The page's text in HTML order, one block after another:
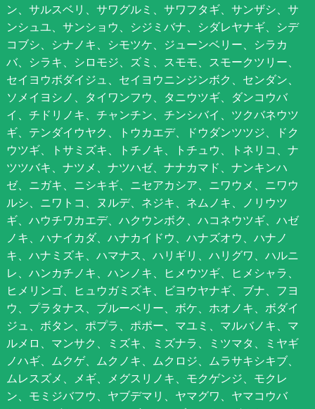
ン、サルスベリ、サワグルミ、サワフタギ、サンザシ、サ
ンシュユ、サンショウ、シジミバナ、シダレヤナギ、シデ
コブシ、シナノキ、シモツケ、ジューンベリー、シラカ
バ、シラキ、シロモジ、ズミ、スモモ、スモークツリー、
セイヨウボダイジュ、セイヨウニンジンボク、センダン、
ソメイヨシノ、タイワンフウ、タニウツギ、ダンコウバ
イ、チドリノキ、チャンチン、チンシバイ、ツクバネウツ
ギ、テンダイウヤク、トウカエデ、ドウダンツツジ、ドク
ウツギ、トサミズキ、トチノキ、トチュウ、トネリコ、ナ
ツツバキ、ナツメ、ナツハゼ、ナナカマド、ナンキンハ
ゼ、ニガキ、ニシキギ、ニセアカシア、ニワウメ、ニワウ
ルシ、ニワトコ、ヌルデ、ネジキ、ネムノキ、ノリウツ
ギ、ハウチワカエデ、ハクウンボク、ハコネウツギ、ハゼ
ノキ、ハナイカダ、ハナカイドウ、ハナズオウ、ハナノ
キ、ハナミズキ、ハマナス、ハリギリ、ハリグワ、ハルニ
レ、ハンカチノキ、ハンノキ、ヒメウツギ、ヒメシャラ、
ヒメリンゴ、ヒュウガミズキ、ビヨウヤナギ、ブナ、フヨ
ウ、プラタナス、ブルーベリー、ボケ、ホオノキ、ボダイ
ジュ、ボタン、ポプラ、ポポー、マユミ、マルバノキ、マ
ルメロ、マンサク、ミズキ、ミズナラ、ミツマタ、ミヤギ
ノハギ、ムクゲ、ムクノキ、ムクロジ、ムラサキシキブ、
ムレスズメ、メギ、メグスリノキ、モクゲンジ、モクレ
ン、モミジバフウ、ヤブデマリ、ヤマグワ、ヤマコウバ